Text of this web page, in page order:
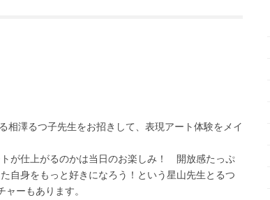
相澤るつ子先生をお招きして、表現アート体験をメイ
が仕上がるのかは当日のお楽しみ！ 開放感たっぷ
自身をもっと好きになろう！という星山先生とるつ
ーもあります。